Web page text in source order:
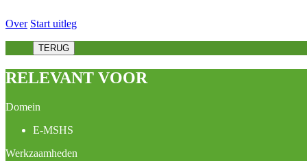
Over Start uitleg
TERUG
RELEVANT VOOR
Domein
E-MSHS
Werkzaamheden